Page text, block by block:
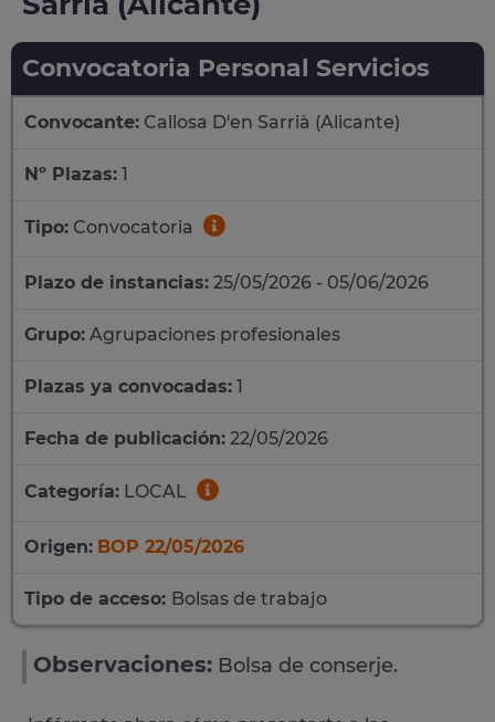
Convocatoria Personal Servicios
Convocante: Callosa D'en Sarrià (Alicante)
Nº Plazas: 1
Tipo: Convocatoria
Plazo de instancias: 25/05/2026 - 05/06/2026
Grupo: Agrupaciones profesionales
Plazas ya convocadas: 1
Fecha de publicación: 22/05/2026
Categoría: LOCAL
Origen: BOP 22/05/2026
Tipo de acceso: Bolsas de trabajo
Observaciones: Bolsa de conserje.